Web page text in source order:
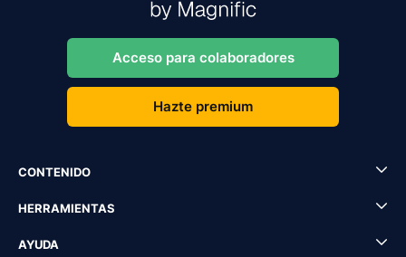
Acceso para colaboradores
Hazte premium
CONTENIDO
HERRAMIENTAS
AYUDA